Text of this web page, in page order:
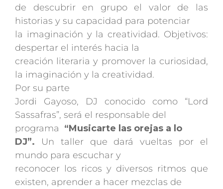
de descubrir en grupo el valor de las
historias y su capacidad para potenciar
la imaginación y la creatividad. Objetivos:
despertar el interés hacia la
creación literaria y promover la curiosidad,
la imaginación y la creatividad.
Por su parte
Jordi Gayoso, DJ conocido como “Lord
Sassafras”, será el responsable del
programa “Musicarte las orejas a lo
DJ”. Un taller que dará
vueltas por el
mundo para escuchar y
reconocer los ricos y diversos ritmos que
existen, aprender a hacer mezclas de